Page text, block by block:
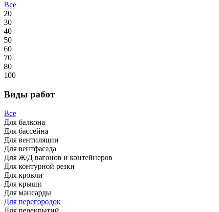
Все
20
30
40
50
60
70
80
100
Виды работ
Все
Для балкона
Для бассейна
Для вентиляции
Для вентфасада
Для Ж/Д вагонов и контейнеров
Для контурной резки
Для кровли
Для крыши
Для мансарды
Для перегородок
Для перекрытий